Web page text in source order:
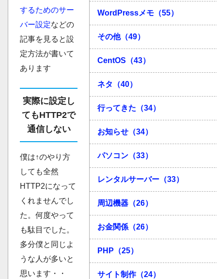
するためのサー
バー設定などの
記事を見ると設
定方法が書いて
あります
実際に設定し
てもHTTP2で
通信しない
僕は↑のやり方
しても全然
HTTP2になって
くれませんでし
た。何度やって
も駄目でした。
多分僕と同じよ
うな人が多いと
思います・・
WordPressメモ（55）
その他（49）
CentOS（43）
ネタ（40）
行ってきた（34）
お知らせ（34）
パソコン（33）
レンタルサーバー（33）
周辺機器（26）
お金関係（26）
PHP（25）
サイト制作（24）